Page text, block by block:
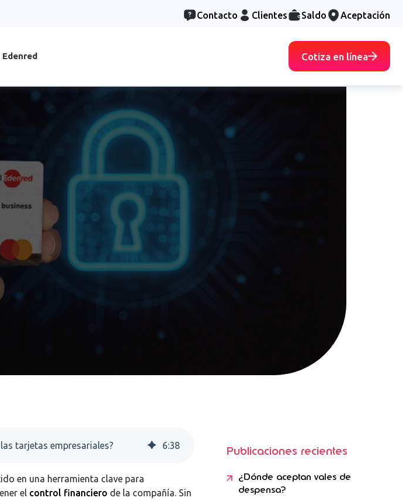
Contacto Clientes Saldo Aceptación
Cotiza en línea
tarjetas empresariales? 6:38
en una herramienta clave para
el control financiero de la compañía. Sin
Publicaciones recientes
¿Dónde aceptan vales de
despensa?